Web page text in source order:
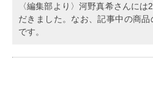
〈編集部より〉河野真希さんに
だきました。なお、記事中の商
です。